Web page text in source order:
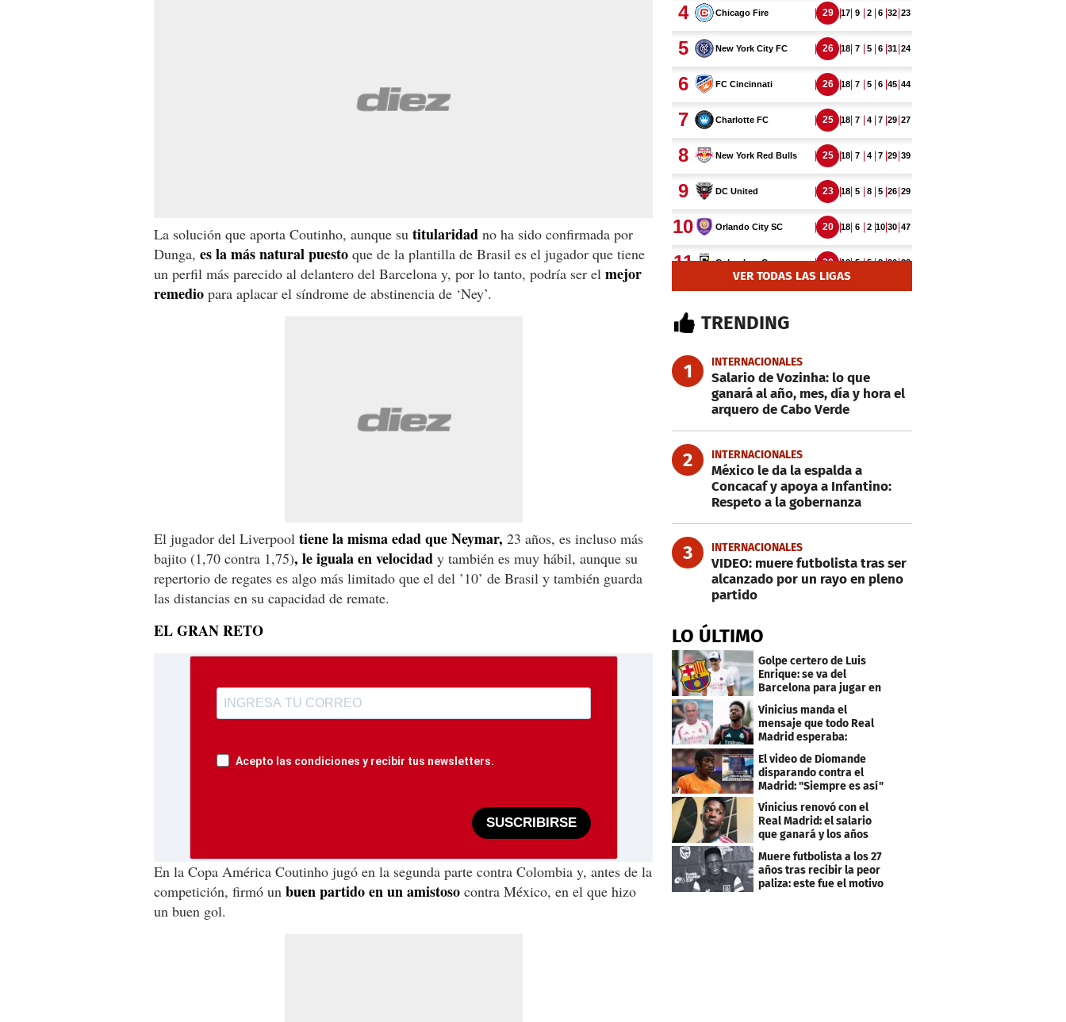
La solución que aporta Coutinho, aunque su titularidad no ha sido confirmada por
Dunga, es la más natural puesto que de la plantilla de Brasil es el jugador que tiene
un perfil más parecido al delantero del Barcelona y, por lo tanto, podría ser el mejor
remedio para aplacar el síndrome de abstinencia de ‘Ney’.
El jugador del Liverpool tiene la misma edad que Neymar, 23 años, es incluso más
bajito (1,70 contra 1,75), le iguala en velocidad y también es muy hábil, aunque su
repertorio de regates es algo más limitado que el del ’10’ de Brasil y también guarda
las distancias en su capacidad de remate.
EL GRAN RETO
Acepto las condiciones y recibir tus newsletters.
SUSCRIBIRSE
En la Copa América Coutinho jugó en la segunda parte contra Colombia y, antes de la
competición, firmó un buen partido en un amistoso contra México, en el que hizo
un buen gol.
VER TODAS LAS LIGAS
TRENDING
1 INTERNACIONALES
Salario de Vozinha: lo que
ganará al año, mes, día y hora el
arquero de Cabo Verde
2 INTERNACIONALES
México le da la espalda a
Concacaf y apoya a Infantino:
Respeto a la gobernanza
3 INTERNACIONALES
VIDEO: muere futbolista tras ser
alcanzado por un rayo en pleno
partido
LO ÚLTIMO
Golpe certero de Luis
Enrique: se va del
Barcelona para jugar en
el PSG
Vinicius manda el
mensaje que todo Real
Madrid esperaba:
"Mourinho..."
El video de Diomande
disparando contra el
Madrid: "Siempre es así"
Vinicius renovó con el
Real Madrid: el salario
que ganará y los años
Muere futbolista a los 27
años tras recibir la peor
paliza: este fue el motivo